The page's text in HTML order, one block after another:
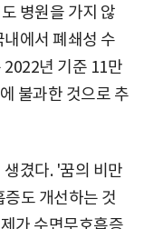
병원을 가지 않
에서 폐쇄성 수
년 기준 11만
불과한 것으로 추
겼다. '꿈의 비만
도 개선하는 것
가 수면무호흡증